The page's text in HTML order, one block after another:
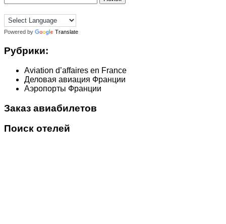
Powered by Translate
Рубрики:
Aviation d’affaires en France
Деловая авиация Франции
Аэропорты Франции
Заказ авиабилетов
Поиск отелей